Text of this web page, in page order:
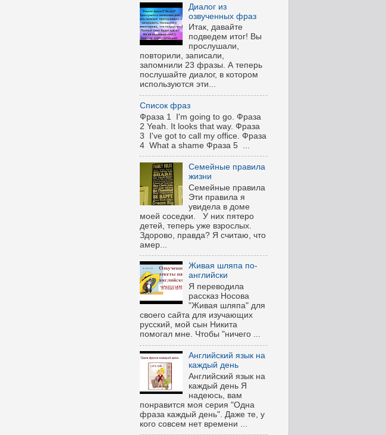
Диалог из
озвученных фраз
Итак, давайте
подведем итог! Вы
прослушали,
повторили, записали,
запомнили 23 фразы. А теперь
послушайте диалог, в котором
используются эти...
Список фраз
Фраза 1 I'm going to go. Фраза
2 Yeah. It looks that way. Фраза
3 I've got to call my office. Фраза
4 What a shame Фраза 5 ...
Семейные правила
жизни
Семейные правила
Эти правила я
увидела в доме
моей соседки. У них пятеро
детей, теперь уже взрослых.
Здорово, правда? Я считаю, что
амер...
Живая шляпа по-
английски
Я переводила
рассказ Носова
"Живая шляпа" для
своего сайта для изучающих
русский, мой сын Никита
помогал мне. Чтобы "ничего ...
Английский язык на
каждый день
Английский язык на
каждый день Я
надеюсь, вам
понравится моя серия "Одна
фраза каждый день". Даже те, у
кого совсем нет времени ...